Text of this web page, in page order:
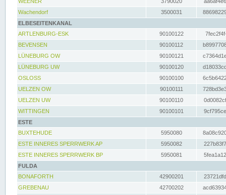
Wachendorf
3500031
ELBESEITENKANAL
ARTLENBURG-ESK
90100122
BEVENSEN
90100112
LÜNEBURG OW
90100121
LÜNEBURG UW
90100120
OSLOSS
90100100
UELZEN OW
90100111
UELZEN UW
90100110
WITTINGEN
90100101
ESTE
BUXTEHUDE
5950080
ESTE INNERES SPERRWERK AP
5950082
ESTE INNERES SPERRWERK BP
5950081
FULDA
BONAFORTH
42900201
GREBENAU
42700202